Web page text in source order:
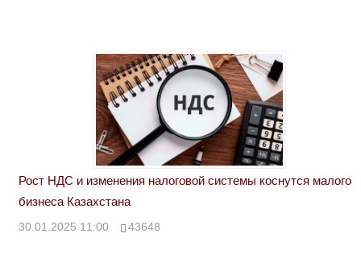
Рост НДС и изменения налоговой системы коснутся малого
бизнеса Казахстана
30.01.2025 11:00 43648